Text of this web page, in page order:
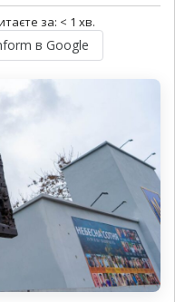
за: < 1 хв.
в Google